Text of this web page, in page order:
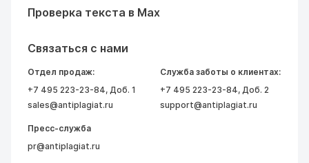
Проверка текста в Max
Связаться с нами
Отдел продаж:
+7 495 223-23-84, Доб. 1
sales@antiplagiat.ru
Служба заботы о клиентах:
+7 495 223-23-84, Доб. 2
support@antiplagiat.ru
Пресс-служба
pr@antiplagiat.ru